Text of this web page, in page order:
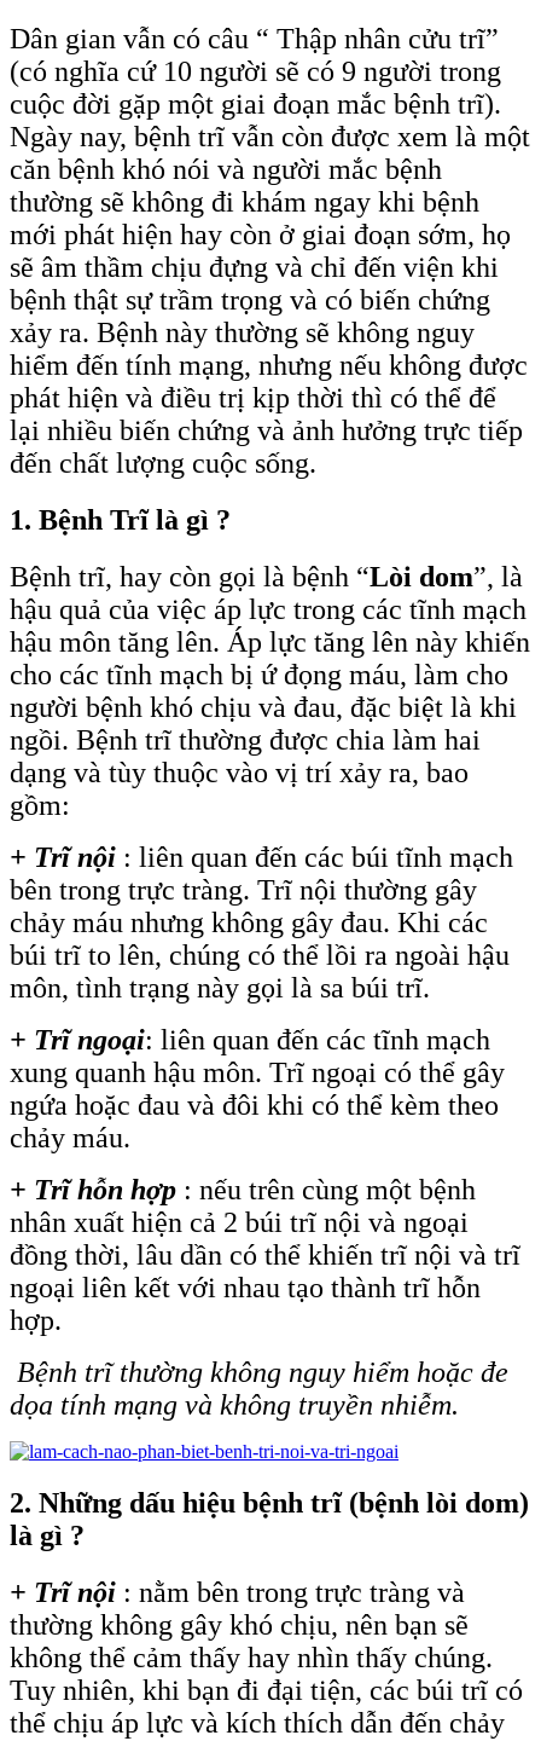
Dân gian vẫn có câu “ Thập nhân cửu trĩ”
(có nghĩa cứ 10 người sẽ có 9 người trong
cuộc đời gặp một giai đoạn mắc bệnh trĩ).
Ngày nay, bệnh trĩ vẫn còn được xem là một
căn bệnh khó nói và người mắc bệnh
thường sẽ không đi khám ngay khi bệnh
mới phát hiện hay còn ở giai đoạn sớm, họ
sẽ âm thầm chịu đựng và chỉ đến viện khi
bệnh thật sự trầm trọng và có biến chứng
xảy ra. Bệnh này thường sẽ không nguy
hiểm đến tính mạng, nhưng nếu không được
phát hiện và điều trị kịp thời thì có thể để
lại nhiều biến chứng và ảnh hưởng trực tiếp
đến chất lượng cuộc sống.
1. Bệnh Trĩ là gì ?
Bệnh trĩ, hay còn gọi là bệnh “Lòi dom”, là
hậu quả của việc áp lực trong các tĩnh mạch
hậu môn tăng lên. Áp lực tăng lên này khiến
cho các tĩnh mạch bị ứ đọng máu, làm cho
người bệnh khó chịu và đau, đặc biệt là khi
ngồi. Bệnh trĩ thường được chia làm hai
dạng và tùy thuộc vào vị trí xảy ra, bao
gồm:
+ Trĩ nội : liên quan đến các búi tĩnh mạch
bên trong trực tràng. Trĩ nội thường gây
chảy máu nhưng không gây đau. Khi các
búi trĩ to lên, chúng có thể lồi ra ngoài hậu
môn, tình trạng này gọi là sa búi trĩ.
+ Trĩ ngoại: liên quan đến các tĩnh mạch
xung quanh hậu môn. Trĩ ngoại có thể gây
ngứa hoặc đau và đôi khi có thể kèm theo
chảy máu.
+ Trĩ hỗn hợp : nếu trên cùng một bệnh
nhân xuất hiện cả 2 búi trĩ nội và ngoại
đồng thời, lâu dần có thể khiến trĩ nội và trĩ
ngoại liên kết với nhau tạo thành trĩ hỗn
hợp.
Bệnh trĩ thường không nguy hiểm hoặc đe
dọa tính mạng và không truyền nhiễm.
2. Những dấu hiệu bệnh trĩ (bệnh lòi dom)
là gì ?
+ Trĩ nội : nằm bên trong trực tràng và
thường không gây khó chịu, nên bạn sẽ
không thể cảm thấy hay nhìn thấy chúng.
Tuy nhiên, khi bạn đi đại tiện, các búi trĩ có
thể chịu áp lực và kích thích dẫn đến chảy